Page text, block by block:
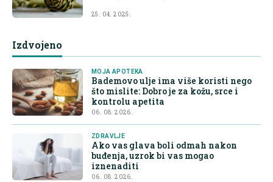
25. 04. 2025.
Izdvojeno
MOJA APOTEKA
Bademovo ulje ima više koristi nego
što mislite: Dobro je za kožu, srce i
kontrolu apetita
06. 08. 2026.
ZDRAVLJE
Ako vas glava boli odmah nakon
buđenja, uzrok bi vas mogao
iznenaditi
06. 08. 2026.